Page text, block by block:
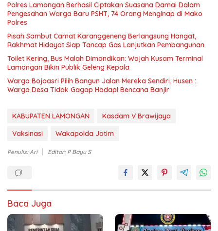
Polres Lamongan Berhasil Ciptakan Suasana Damai Dalam
Pengesahan Warga Baru PSHT, 74 Orang Menginap di Mako
Polres
Pisah Sambut Camat Karanggeneng Berlangsung Hangat,
Rakhmat Hidayat Siap Tancap Gas Lanjutkan Pembangunan
Toilet Kering, Bus Malah Dimandikan: Wajah Kusam Terminal
Lamongan Bikin Publik Geleng Kepala
Warga Bojoasri Pilih Bangun Jalan Mereka Sendiri, Husen :
Warga Desa Tidak Gagap Hadapi Bencana Banjir
KABUPATEN LAMONGAN
Kasdam V Brawijaya
Vaksinasi
Wakapolda Jatim
Penulis: Ari Editor: P Bayu S
Baca Juga